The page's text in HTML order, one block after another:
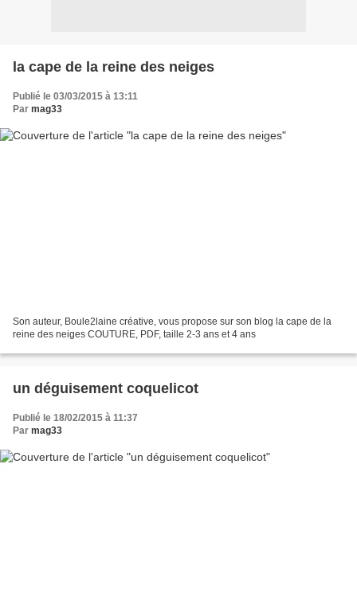
la cape de la reine des neiges
Publié le 03/03/2015 à 13:11
Par mag33
Son auteur, Boule2laine créative, vous propose sur son blog la cape de la
reine des neiges COUTURE, PDF, taille 2-3 ans et 4 ans
un déguisement coquelicot
Publié le 18/02/2015 à 11:37
Par mag33